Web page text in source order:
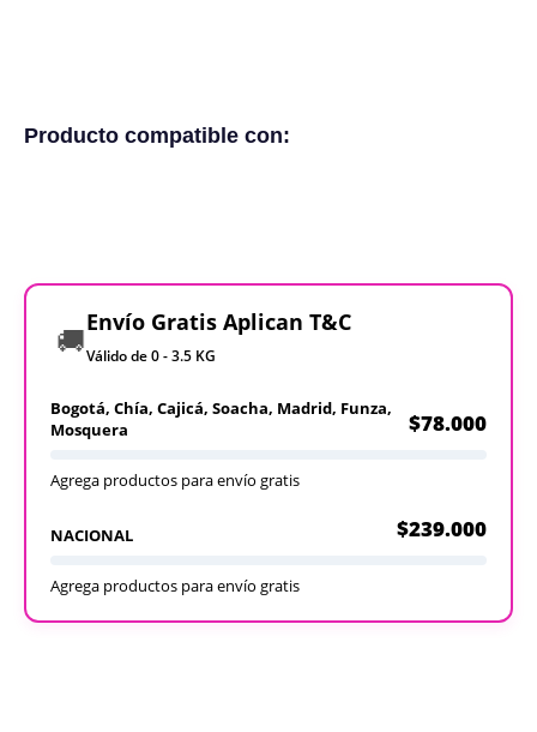
Producto compatible con:
🚚 Envío Gratis Aplican T&C
Válido de 0 - 3.5 KG
Bogotá, Chía, Cajicá, Soacha, Madrid, Funza,
Mosquera
$78.000
Agrega productos para envío gratis
NACIONAL $239.000
Agrega productos para envío gratis